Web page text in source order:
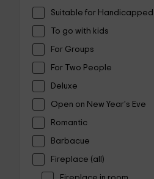
Suitable for Handicapped
To go with kids
For Groups
For Two People
Deluxe
Open on New Year's Eve
Romantic
Barbacue
Fireplace (all)